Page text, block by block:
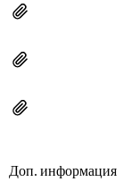
Доп. информация